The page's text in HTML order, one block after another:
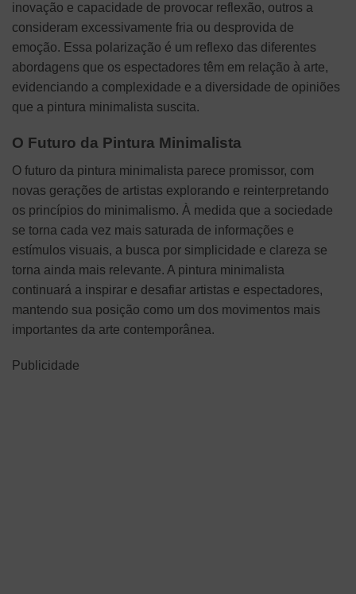
inovação e capacidade de provocar reflexão, outros a
consideram excessivamente fria ou desprovida de
emoção. Essa polarização é um reflexo das diferentes
abordagens que os espectadores têm em relação à arte,
evidenciando a complexidade e a diversidade de opiniões
que a pintura minimalista suscita.
O Futuro da Pintura Minimalista
O futuro da pintura minimalista parece promissor, com
novas gerações de artistas explorando e reinterpretando
os princípios do minimalismo. À medida que a sociedade
se torna cada vez mais saturada de informações e
estímulos visuais, a busca por simplicidade e clareza se
torna ainda mais relevante. A pintura minimalista
continuará a inspirar e desafiar artistas e espectadores,
mantendo sua posição como um dos movimentos mais
importantes da arte contemporânea.
Publicidade